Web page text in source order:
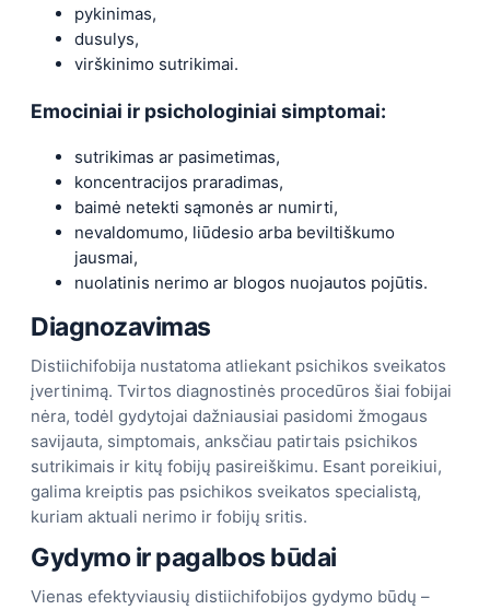
pykinimas,
dusulys,
virškinimo sutrikimai.
Emociniai ir psichologiniai simptomai:
sutrikimas ar pasimetimas,
koncentracijos praradimas,
baimė netekti sąmonės ar numirti,
nevaldomumo, liūdesio arba beviltiškumo
jausmai,
nuolatinis nerimo ar blogos nuojautos pojūtis.
Diagnozavimas
Distiichifobija nustatoma atliekant psichikos sveikatos
įvertinimą. Tvirtos diagnostinės procedūros šiai fobijai
nėra, todėl gydytojai dažniausiai pasidomi žmogaus
savijauta, simptomais, anksčiau patirtais psichikos
sutrikimais ir kitų fobijų pasireiškimu. Esant poreikiui,
galima kreiptis pas psichikos sveikatos specialistą,
kuriam aktuali nerimo ir fobijų sritis.
Gydymo ir pagalbos būdai
Vienas efektyviausių distiichifobijos gydymo būdų –